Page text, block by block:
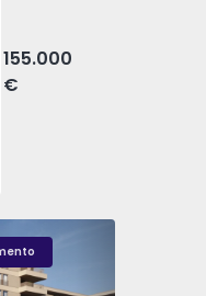
155.000
€
JARDIM - 3